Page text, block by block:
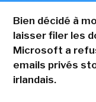
Bien décidé à
laisser filer les
Microsoft a
emails privés
irlandais.